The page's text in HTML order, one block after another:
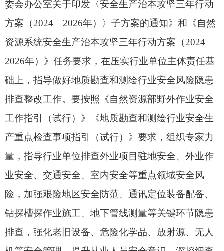
潜在风险，推动建立完善事故隐患内部报告奖励机
制。
地质勘查和测绘行业单位对排查出的风险隐患
要建立问题隐患和整改措施“两个清单”，逐一明确
务工作同推进、相融合，严格闭环整改，坚决防止
隐患排查整改走形式、走过场。对2025年排查发现
的风险隐患，要进行“回头看”，对反复出现的问题
要举一反三，深入剖析问题根源，精准施策整改，
从解决一项问题到治理一类问题，实现排查整治效
做好2026年地质勘查和测绘行业安全生产工
作，任务艰巨，责任重大。省级自然资源主管部门
务必高度重视，加强组织领导，细化工作措施，真
正把“时时放心不下”的责任感转化为“事事心中有
底”的行动力，狠抓各项工作落实，坚决守住安全生